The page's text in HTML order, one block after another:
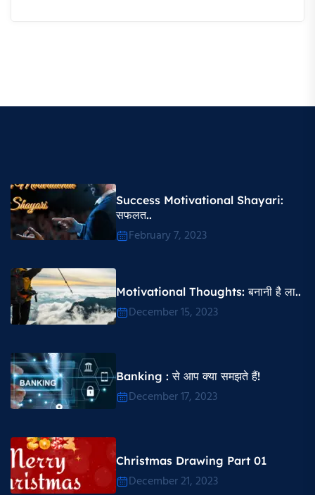
Success Motivational Shayari​:
सफलत..
February 7, 2023
Motivational Thoughts​: बनानी है ला..
December 15, 2023
Banking : से आप क्या समझते हैं!
December 17, 2023
Christmas Drawing Part 01
December 21, 2023